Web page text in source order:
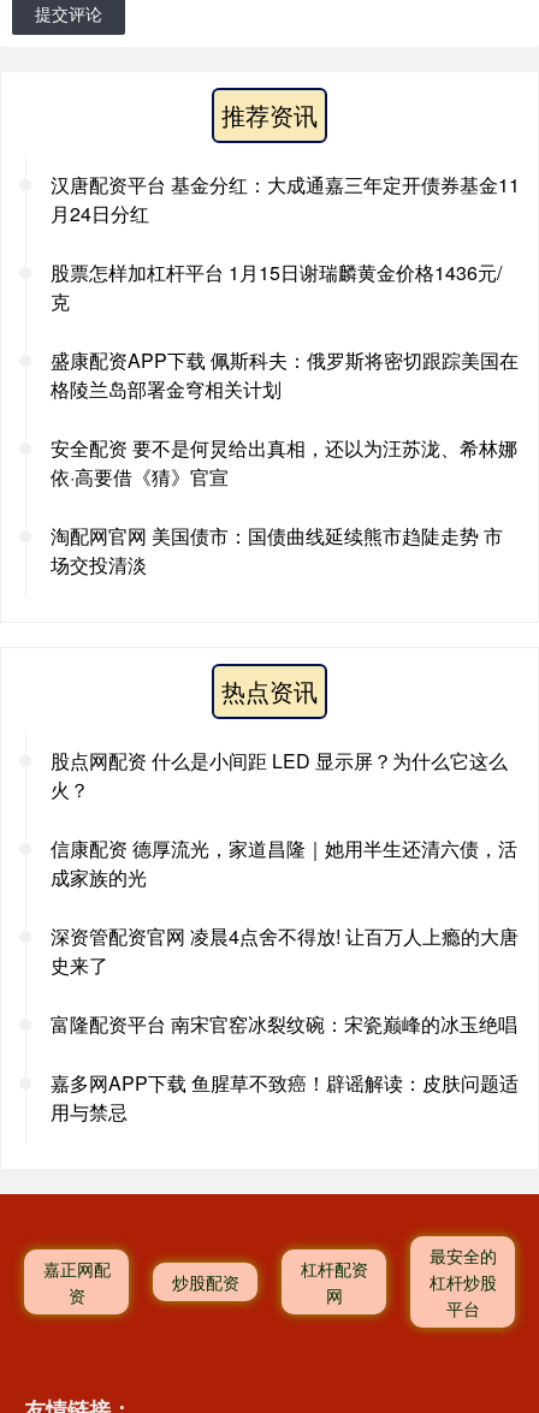
提交评论
推荐资讯
汉唐配资平台 基金分红：大成通嘉三年定开债券基金11
月24日分红
股票怎样加杠杆平台 1月15日谢瑞麟黄金价格1436元/
克
盛康配资APP下载 佩斯科夫：俄罗斯将密切跟踪美国在
格陵兰岛部署金穹相关计划
安全配资 要不是何炅给出真相，还以为汪苏泷、希林娜
依·高要借《猜》官宣
淘配网官网 美国债市：国债曲线延续熊市趋陡走势 市
场交投清淡
热点资讯
股点网配资 什么是小间距 LED 显示屏？为什么它这么
火？
信康配资 德厚流光，家道昌隆｜她用半生还清六债，活
成家族的光
深资管配资官网 凌晨4点舍不得放! 让百万人上瘾的大唐
史来了
富隆配资平台 南宋官窑冰裂纹碗：宋瓷巅峰的冰玉绝唱
嘉多网APP下载 鱼腥草不致癌！辟谣解读：皮肤问题适
用与禁忌
嘉正网配
资
炒股配资
杠杆配资
网
最安全的
杠杆炒股
平台